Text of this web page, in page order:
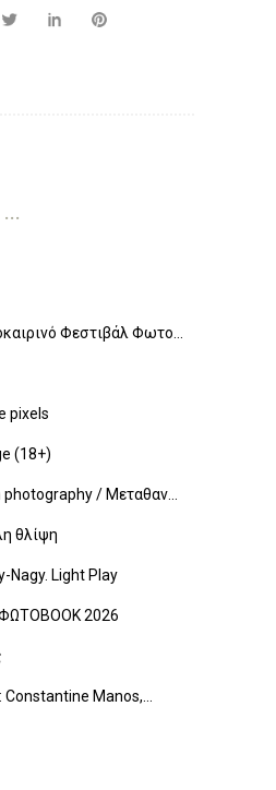
Φεστιβάλ Φωτο...
pixels
(18+)
/ Μεταθαν...
θλίψη
Nagy. Light Play
2026
Constantine Manos,...